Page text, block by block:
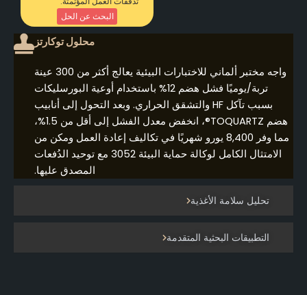
تحليل سلامة الأغذية
التطبيقات البحثية المتقدمة
البحث عن الحل
محلول توكارتز
واجه مختبر ألماني للاختبارات البيئية يعالج أكثر من 300 عينة
تربة/يوميًا فشل هضم 12% باستخدام أوعية البورسليكات
بسبب تآكل HF والتشقق الحراري. وبعد التحول إلى أنابيب
هضم TOQUARTZ®، انخفض معدل الفشل إلى أقل من 1.5%،
مما وفر 8,400 يورو شهريًا في تكاليف إعادة العمل ومكن من
الامتثال الكامل لوكالة حماية البيئة 3052 مع توحيد الدُفعات
المصدق عليها.